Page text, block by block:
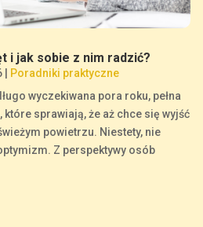
i jak sobie z nim radzić?
|
Poradniki praktyczne
wyczekiwana pora roku, pełna
które sprawiają, że aż chce się wyjść
powietrzu. Niestety, nie
Z perspektywy osób